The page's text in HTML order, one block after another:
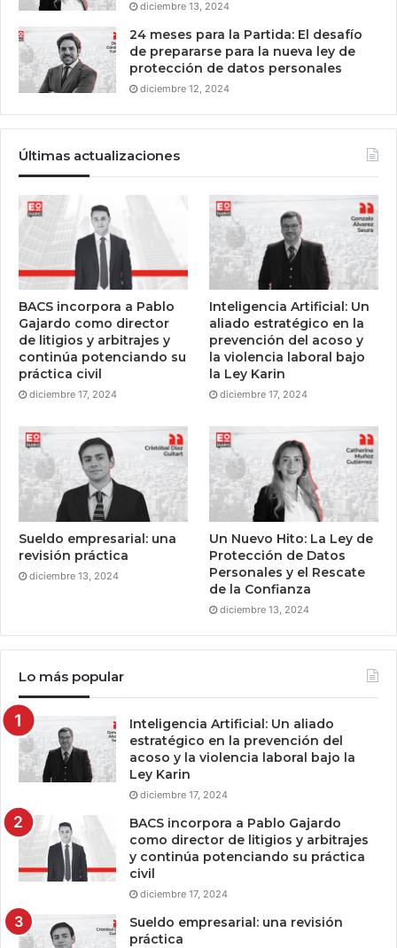
diciembre 13, 2024
24 meses para la Partida: El desafío
de prepararse para la nueva ley de
protección de datos personales
diciembre 12, 2024
Últimas actualizaciones
BACS incorpora a Pablo
Gajardo como director
de litigios y arbitrajes y
continúa potenciando su
práctica civil
diciembre 17, 2024
Inteligencia Artificial: Un
aliado estratégico en la
prevención del acoso y
la violencia laboral bajo
la Ley Karin
diciembre 17, 2024
Sueldo empresarial: una
revisión práctica
diciembre 13, 2024
Un Nuevo Hito: La Ley de
Protección de Datos
Personales y el Rescate
de la Confianza
diciembre 13, 2024
Lo más popular
Inteligencia Artificial: Un aliado
estratégico en la prevención del
acoso y la violencia laboral bajo la
Ley Karin
diciembre 17, 2024
BACS incorpora a Pablo Gajardo
como director de litigios y arbitrajes
y continúa potenciando su práctica
civil
diciembre 17, 2024
Sueldo empresarial: una revisión
práctica